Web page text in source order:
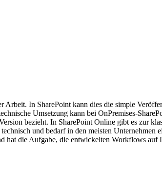
In SharePoint kann dies die simple
Umsetzung kann bei OnPremises-
bezieht. In SharePoint Online gibt es zur
und bedarf in den meisten Unternehmen
hat die Aufgabe, die entwickelten Workflows auf